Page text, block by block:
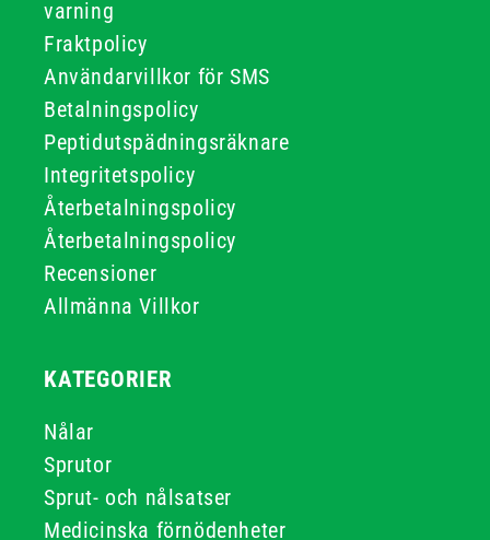
varning
Fraktpolicy
Användarvillkor för SMS
Betalningspolicy
Peptidutspädningsräknare
Integritetspolicy
Återbetalningspolicy
Återbetalningspolicy
Recensioner
Allmänna Villkor
KATEGORIER
Nålar
Sprutor
Sprut- och nålsatser
Medicinska förnödenheter